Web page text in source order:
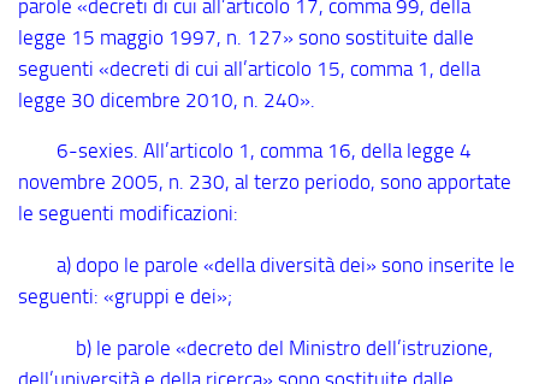
parole «decreti di cui all’articolo 17, comma 99, della
legge 15 maggio 1997, n. 127» sono sostituite dalle
seguenti «decreti di cui all’articolo 15, comma 1, della
legge 30 dicembre 2010, n. 240».
6-sexies. All’articolo 1, comma 16, della legge 4
novembre 2005, n. 230, al terzo periodo, sono apportate
le seguenti modificazioni:
a) dopo le parole «della diversità dei» sono inserite le
seguenti: «gruppi e dei»;
b) le parole «decreto del Ministro dell’istruzione,
dell’università e della ricerca» sono sostituite dalle